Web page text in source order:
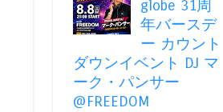
globe 31周
年バースデ
ー カウント
ダウンイベント DJ マ
ーク・パンサー
@FREEDOM